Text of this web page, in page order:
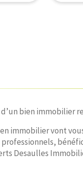
bien immobilier
immobilier vont
Desaulles